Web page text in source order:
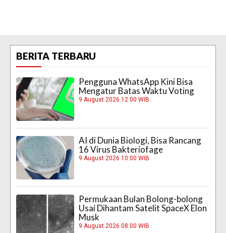
BERITA TERBARU
Pengguna WhatsApp Kini Bisa
Mengatur Batas Waktu Voting
9 August 2026 12:00 WIB
AI di Dunia Biologi, Bisa Rancang
16 Virus Bakteriofage
9 August 2026 10:00 WIB
Permukaan Bulan Bolong-bolong
Usai Dihantam Satelit SpaceX Elon
Musk
9 August 2026 08:00 WIB